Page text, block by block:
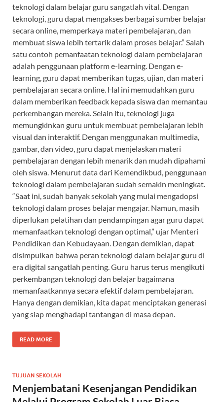
teknologi dalam belajar guru sangatlah vital. Dengan
teknologi, guru dapat mengakses berbagai sumber belajar
secara online, memperkaya materi pembelajaran, dan
membuat siswa lebih tertarik dalam proses belajar.” Salah
satu contoh pemanfaatan teknologi dalam pembelajaran
adalah penggunaan platform e-learning. Dengan e-
learning, guru dapat memberikan tugas, ujian, dan materi
pembelajaran secara online. Hal ini memudahkan guru
dalam memberikan feedback kepada siswa dan memantau
perkembangan mereka. Selain itu, teknologi juga
memungkinkan guru untuk membuat pembelajaran lebih
visual dan interaktif. Dengan menggunakan multimedia,
gambar, dan video, guru dapat menjelaskan materi
pembelajaran dengan lebih menarik dan mudah dipahami
oleh siswa. Menurut data dari Kemendikbud, penggunaan
teknologi dalam pembelajaran sudah semakin meningkat.
“Saat ini, sudah banyak sekolah yang mulai mengadopsi
teknologi dalam proses belajar mengajar. Namun, masih
diperlukan pelatihan dan pendampingan agar guru dapat
memanfaatkan teknologi dengan optimal,” ujar Menteri
Pendidikan dan Kebudayaan. Dengan demikian, dapat
disimpulkan bahwa peran teknologi dalam belajar guru di
era digital sangatlah penting. Guru harus terus mengikuti
perkembangan teknologi dan belajar bagaimana
memanfaatkannya secara efektif dalam pembelajaran.
Hanya dengan demikian, kita dapat menciptakan generasi
yang siap menghadapi tantangan di masa depan.
READ MORE
TUJUAN SEKOLAH
Menjembatani Kesenjangan Pendidikan